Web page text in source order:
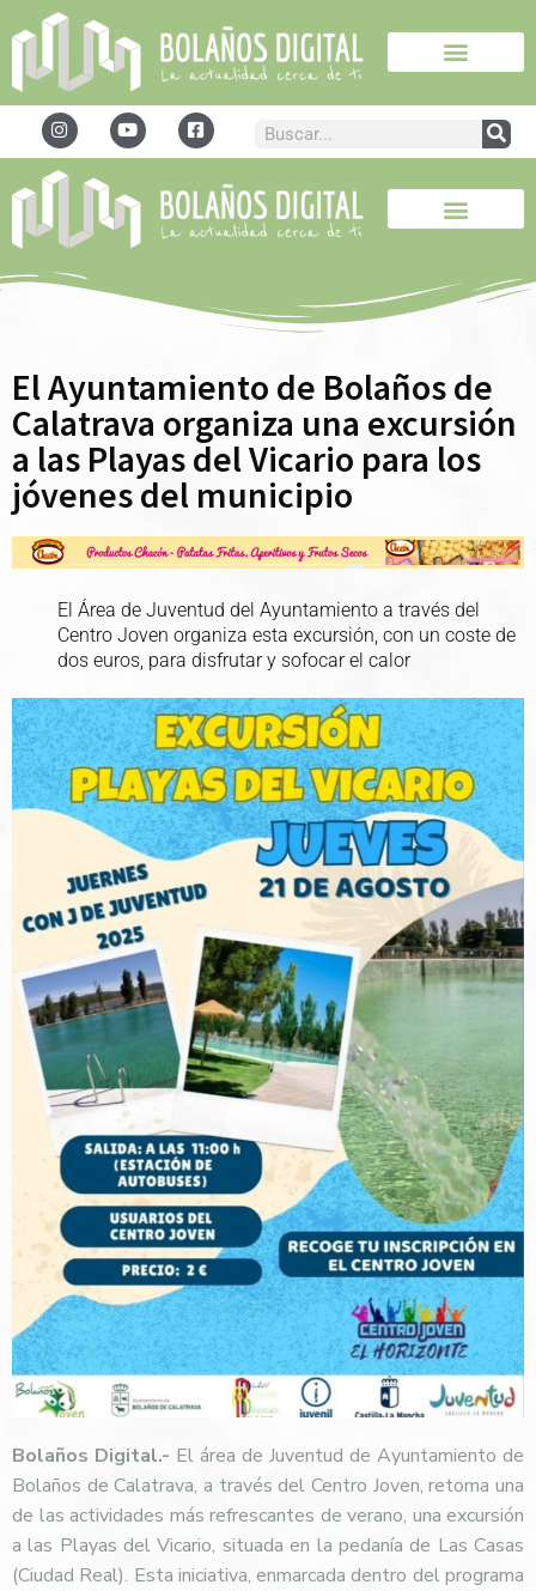
El Ayuntamiento de Bolaños de
Calatrava organiza una excursión
a las Playas del Vicario para los
jóvenes del municipio
El Área de Juventud del Ayuntamiento a través del
Centro Joven organiza esta excursión, con un coste de
dos euros, para disfrutar y sofocar el calor
Bolaños Digital.- El área de Juventud de Ayuntamiento de
Bolaños de Calatrava, a través del Centro Joven, retoma una
de las actividades más refrescantes de verano, una excursión
a las Playas del Vicario, situada en la pedanía de Las Casas
(Ciudad Real). Esta iniciativa, enmarcada dentro del programa